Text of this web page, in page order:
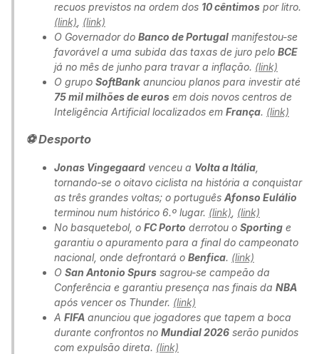
recuos previstos na ordem dos 10 cêntimos por litro.
(link) (link)
O Governador do Banco de Portugal manifestou-se
favorável a uma subida das taxas de juro pelo BCE
já no mês de junho para travar a inflação. (link)
O grupo SoftBank anunciou planos para investir até
75 mil milhões de euros em dois novos centros de
Inteligência Artificial localizados em França. (link)
⚽ Desporto
Jonas Vingegaard venceu a Volta a Itália
tornando-se o oitavo ciclista na história a conquistar
as três grandes voltas; o português Afonso Eulálio
terminou num histórico 6.º lugar. (link) (link)
No basquetebol, o FC Porto derrotou o Sporting e
garantiu o apuramento para a final do campeonato
nacional, onde defrontará o Benfica. (link)
O San Antonio Spurs sagrou-se campeão da
Conferência e garantiu presença nas finais da NBA
após vencer os Thunder. (link)
A FIFA anunciou que jogadores que tapem a boca
durante confrontos no Mundial 2026 serão punidos
com expulsão direta. (link)